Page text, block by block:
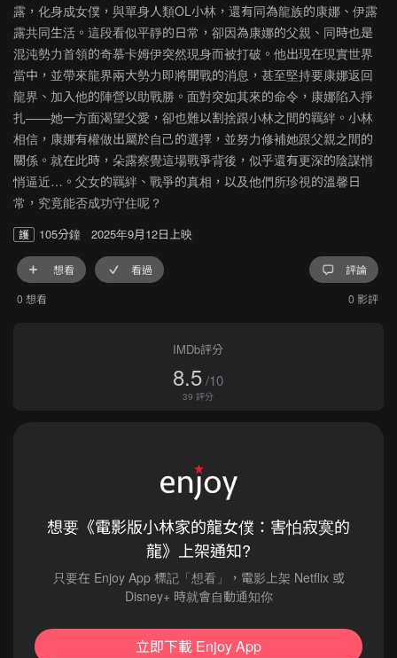
露，化身成女僕，與單身人類OL小林，還有同為龍族的康娜、伊露
露共同生活。這段看似平靜的日常，卻因為康娜的父親、同時也是
混沌勢力首領的奇慕卡姆伊突然現身而被打破。他出現在現實世界
當中，並帶來龍界兩大勢力即將開戰的消息，甚至堅持要康娜返回
龍界、加入他的陣營以助戰勝。面對突如其來的命令，康娜陷入掙
扎——她一方面渴望父愛，卻也難以割捨跟小林之間的羈絆。小林
相信，康娜有權做出屬於自己的選擇，並努力修補她跟父親之間的
關係。就在此時，朵露察覺這場戰爭背後，似乎還有更深的陰謀悄
悄逼近…。父女的羈絆、戰爭的真相，以及他們所珍視的溫馨日
常，究竟能否成功守住呢？
105分鐘 2025年9月12日上映
想看 看過
評論
0 想看
0 影評
IMDb評分
8.5/10
39 評分
想要《電影版小林家的龍女僕：害怕寂寞的
龍》上架通知?
只要在 Enjoy App 標記「想看」，電影上架 Netflix 或
Disney+ 時就會自動通知你
立即下載 Enjoy App